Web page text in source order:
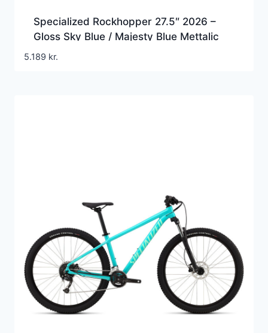
Specialized Rockhopper 27.5″ 2026 –
Gloss Sky Blue / Majesty Blue Mettalic
5.189 kr.